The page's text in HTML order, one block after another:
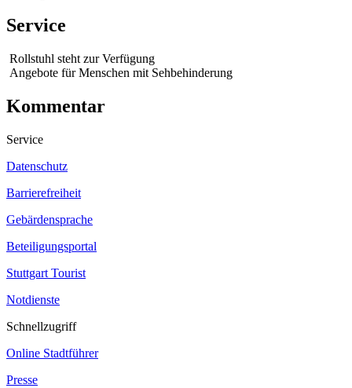
Service
Rollstuhl steht zur Verfügung
Angebote für Menschen mit Sehbehinderung
Kommentar
Service
Datenschutz
Barrierefreiheit
Gebärdensprache
Beteiligungsportal
Stuttgart Tourist
Notdienste
Schnellzugriff
Online Stadtführer
Presse